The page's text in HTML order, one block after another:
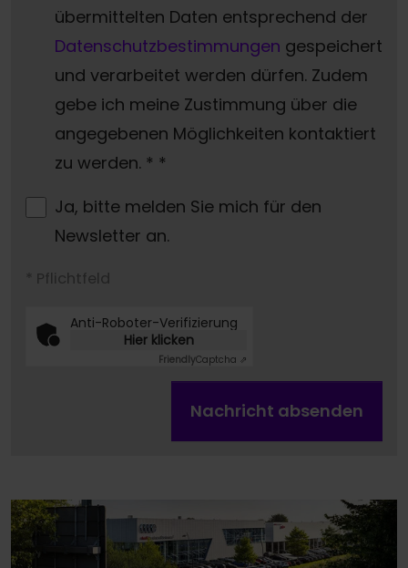
übermittelten Daten entsprechend der
Datenschutzbestimmungen gespeichert
und verarbeitet werden dürfen. Zudem
gebe ich meine Zustimmung über die
angegebenen Möglichkeiten kontaktiert
zu werden. * *
Ja, bitte melden Sie mich für den
Newsletter an.
* Pflichtfeld
Anti-Roboter-Verifizierung
Hier klicken
FriendlyCaptcha ⇗
Nachricht absenden